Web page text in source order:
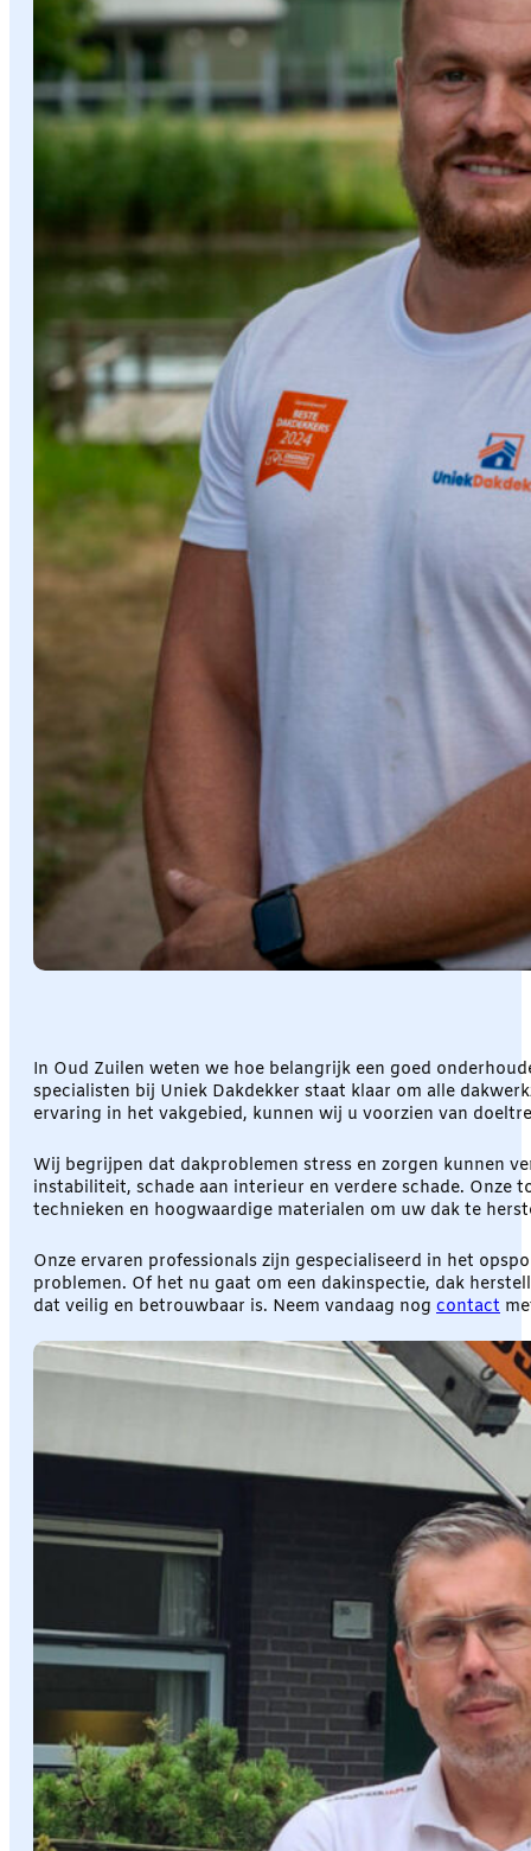
In Oud Zuilen weten we hoe belangrijk een goed
specialisten bij Uniek Dakdekker staat klaar om alle
ervaring in het vakgebied, kunnen wij u voorzien van
Wij begrijpen dat dakproblemen stress en zorgen kunnen
instabiliteit, schade aan interieur en verdere schade. Onze
technieken en hoogwaardige materialen om uw dak te
Onze ervaren professionals zijn gespecialiseerd in het
problemen. Of het nu gaat om een dakinspectie, dak
dat veilig en betrouwbaar is. Neem vandaag nog contact